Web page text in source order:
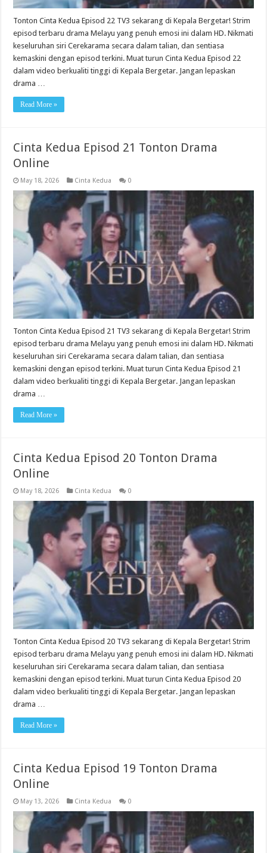
Tonton Cinta Kedua Episod 22 TV3 sekarang di Kepala Bergetar! Strim
episod terbaru drama Melayu yang penuh emosi ini dalam HD. Nikmati
keseluruhan siri Cerekarama secara dalam talian, dan sentiasa
kemaskini dengan episod terkini. Muat turun Cinta Kedua Episod 22
dalam video berkualiti tinggi di Kepala Bergetar. Jangan lepaskan
drama …
Read More »
Cinta Kedua Episod 21 Tonton Drama
Online
May 18, 2026 Cinta Kedua 0
Tonton Cinta Kedua Episod 21 TV3 sekarang di Kepala Bergetar! Strim
episod terbaru drama Melayu yang penuh emosi ini dalam HD. Nikmati
keseluruhan siri Cerekarama secara dalam talian, dan sentiasa
kemaskini dengan episod terkini. Muat turun Cinta Kedua Episod 21
dalam video berkualiti tinggi di Kepala Bergetar. Jangan lepaskan
drama …
Read More »
Cinta Kedua Episod 20 Tonton Drama
Online
May 18, 2026 Cinta Kedua 0
Tonton Cinta Kedua Episod 20 TV3 sekarang di Kepala Bergetar! Strim
episod terbaru drama Melayu yang penuh emosi ini dalam HD. Nikmati
keseluruhan siri Cerekarama secara dalam talian, dan sentiasa
kemaskini dengan episod terkini. Muat turun Cinta Kedua Episod 20
dalam video berkualiti tinggi di Kepala Bergetar. Jangan lepaskan
drama …
Read More »
Cinta Kedua Episod 19 Tonton Drama
Online
May 13, 2026 Cinta Kedua 0